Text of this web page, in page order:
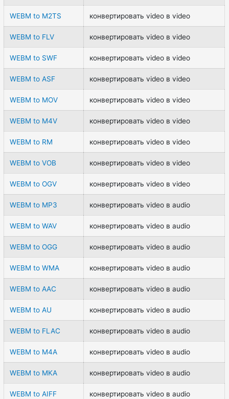
WEBM to M2TS конвертировать video в video
WEBM to FLV конвертировать video в video
WEBM to SWF конвертировать video в video
WEBM to ASF конвертировать video в video
WEBM to MOV конвертировать video в video
WEBM to M4V конвертировать video в video
WEBM to RM конвертировать video в video
WEBM to VOB конвертировать video в video
WEBM to OGV конвертировать video в video
WEBM to MP3 конвертировать video в audio
WEBM to WAV конвертировать video в audio
WEBM to OGG конвертировать video в audio
WEBM to WMA конвертировать video в audio
WEBM to AAC конвертировать video в audio
WEBM to AU конвертировать video в audio
WEBM to FLAC конвертировать video в audio
WEBM to M4A конвертировать video в audio
WEBM to MKA конвертировать video в audio
WEBM to AIFF конвертировать video в audio